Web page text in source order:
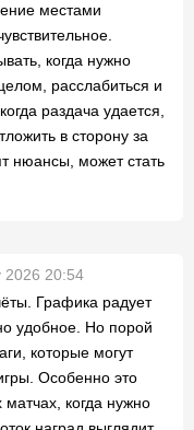
местами
когда нужно
расслабиться и
раздача удается,
в сторону за
нюансы, может стать
2026 20:54
Графика радует
удобное. Но порой
которые могут
Особенно это
когда нужно